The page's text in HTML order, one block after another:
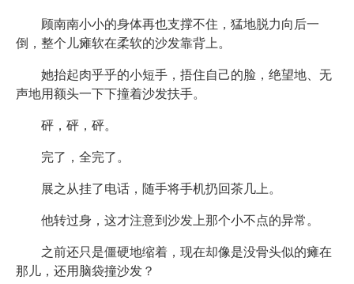
顾南南小小的身体再也支撑不住，猛地脱力向后一
倒，整个儿瘫软在柔软的沙发靠背上。
她抬起肉乎乎的小短手，捂住自己的脸，绝望地、无
声地用额头一下下撞着沙发扶手。
砰，砰，砰。
完了，全完了。
展之从挂了电话，随手将手机扔回茶几上。
他转过身，这才注意到沙发上那个小不点的异常。
之前还只是僵硬地缩着，现在却像是没骨头似的瘫在
那儿，还用脑袋撞沙发？